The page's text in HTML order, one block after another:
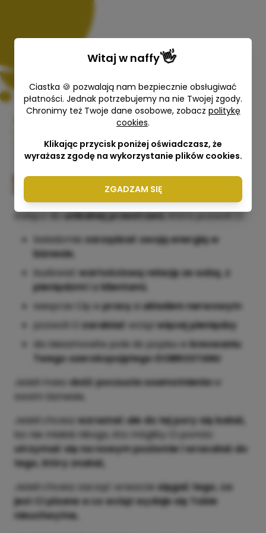
CENTRUM MOCY SUKCESU I
DOBROSTANU
Dołącz dounikalnej przestrzeni, która pozwoli Ci :
świadomie zarządzać swoją energią w
biznesie
budować wartościową relację ze sobą, z
pieniędzmi i z klientami,
wesprze Cię wpracy z układem nerwowym
pozwoli Ci zarabiać wciąż więcej pieniędzy
da niesamowite pole do popisu w kreowaniu
Twego szerokopojętego DOBROSTANU
Jeżeli masz dość poczucia osamotnieniaw
swoim biznesie,
Jeżeli chcesz wzrastać ale do tej pory się bałaś,
bo nie miałaś nikogo, kto mógłby Ci pomóc
utrzymać się na nowym poziomie i wracałaś do
tego, który znałaś,
Jeżeli chcesz zacząć wreszcie sięgać tego, co
jest Ci pisane a co wciąż wydaje się Tobie
nieuchwytne,
Witaj w naffy 👋
Ciastka 🍪 pozwalają nam bezpiecznie obsługiwać
płatności. Jednak potrzebujemy na nie Twojej zgody.
Chronimy też Twoje dane osobowe, zobacz politykę
cookies.
Klikając przycisk poniżej oświadczasz, że
wyrażasz zgodę na wykorzystanie plików cookies.
ZGADZAM SIĘ